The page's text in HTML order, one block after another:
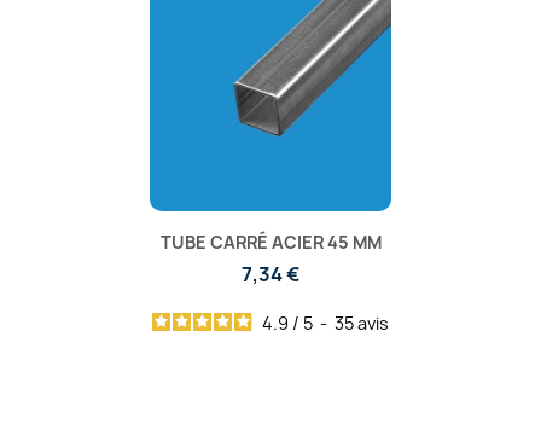
TUBE CARRÉ ACIER 45 MM
7,34 €
4.9 / 5 - 35avis